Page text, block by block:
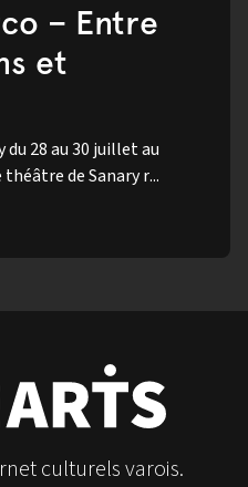
– Entre
et
28 au 30 juillet au
de Sanary r...
culturels varois.